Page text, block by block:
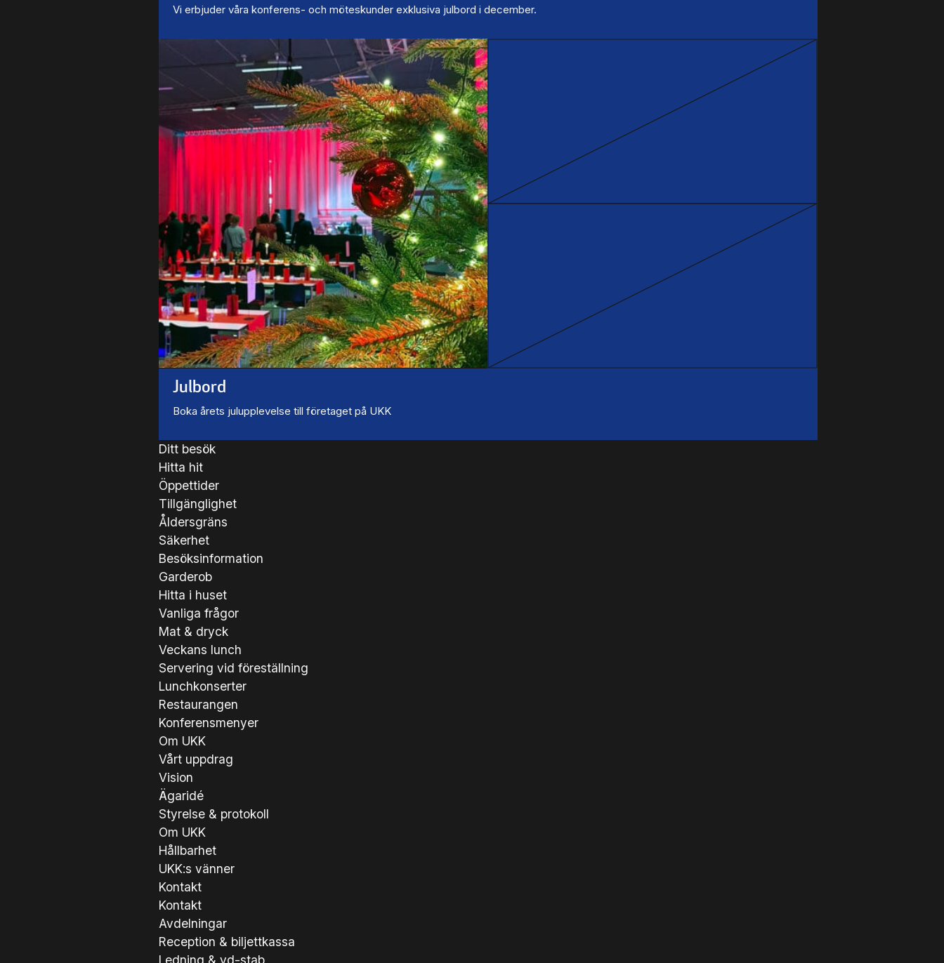
Vi erbjuder våra konferens- och möteskunder exklusiva julbord i december.
Julbord
Boka årets julupplevelse till företaget på UKK
Ditt besök
Hitta hit
Öppettider
Tillgänglighet
Åldersgräns
Säkerhet
Besöksinformation
Garderob
Hitta i huset
Vanliga frågor
Mat & dryck
Veckans lunch
Servering vid föreställning
Lunchkonserter
Restaurangen
Konferensmenyer
Om UKK
Vårt uppdrag
Vision
Ägaridé
Styrelse & protokoll
Om UKK
Hållbarhet
UKK:s vänner
Kontakt
Kontakt
Avdelningar
Reception & biljettkassa
Ledning & vd-stab